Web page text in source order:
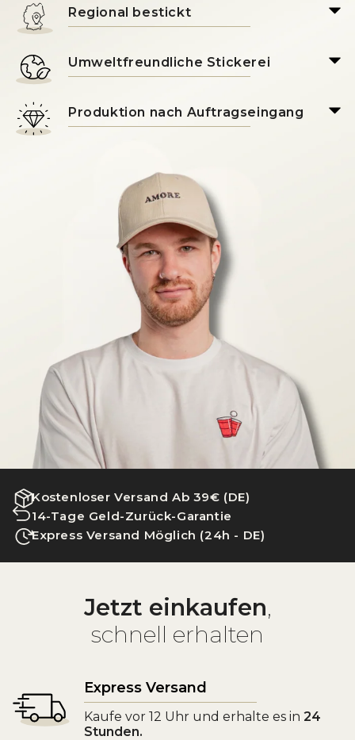
Regional bestickt
Umweltfreundliche Stickerei
Produktion nach Auftragseingang
Kostenloser Versand Ab 39€ (DE)
14-Tage Geld-Zurück-Garantie
Express Versand Möglich (24h - DE)
Jetzt einkaufen,
schnell erhalten
Express Versand
Kaufe vor 12 Uhr und erhalte es in 24
Stunden.